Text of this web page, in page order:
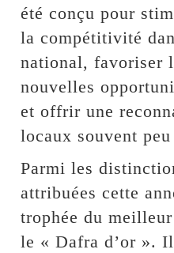
été conçu pour
la compétitivité
national, favoriser
nouvelles
et offrir une
locaux souvent
Parmi les
attribuées cette
trophée du
le « Dafra d’or ».